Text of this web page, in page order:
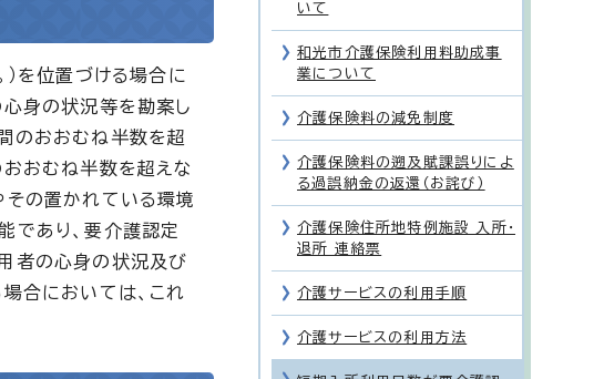
を位置づける場合に
身の状況等を勘案し
のおおむね半数を超
おむね半数を超えな
その置かれている環境
であり、要介護認定
者の心身の状況及び
合においては、これ
いて
和光市介護保険利用料助成事
業について
介護保険料の減免制度
介護保険料の遡及賦課誤りによ
る過誤納金の返還（お詫び）
介護保険住所地特例施設 入所・
退所 連絡票
介護サービスの利用手順
介護サービスの利用方法